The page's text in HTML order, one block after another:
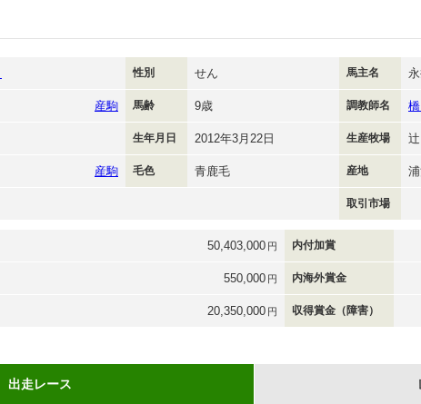
性別 せん 馬主名
産駒 馬齢 9歳 調教師名
生年月日 2012年3月22日 生産牧場
産駒 毛色 青鹿毛 産地
取引市場
50,403,000 円 内付加賞
550,000 円 内海外賞金
20,350,000 円 収得賞金（障害）
出走レース